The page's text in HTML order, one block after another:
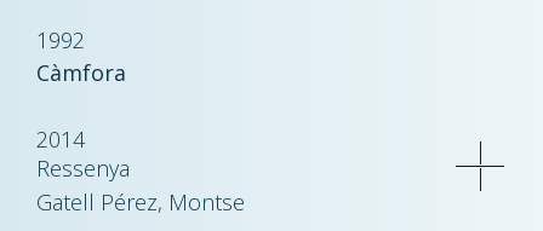
1992
Càmfora
2014
Ressenya
Gatell Pérez, Montse